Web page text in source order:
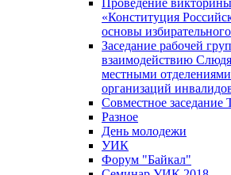
Проведение
«Конституция
основы
Заседание рабочей
взаимодействию
местными
организаций
Совместное
Разное
День молодежи
УИК
Форум "Байкал"